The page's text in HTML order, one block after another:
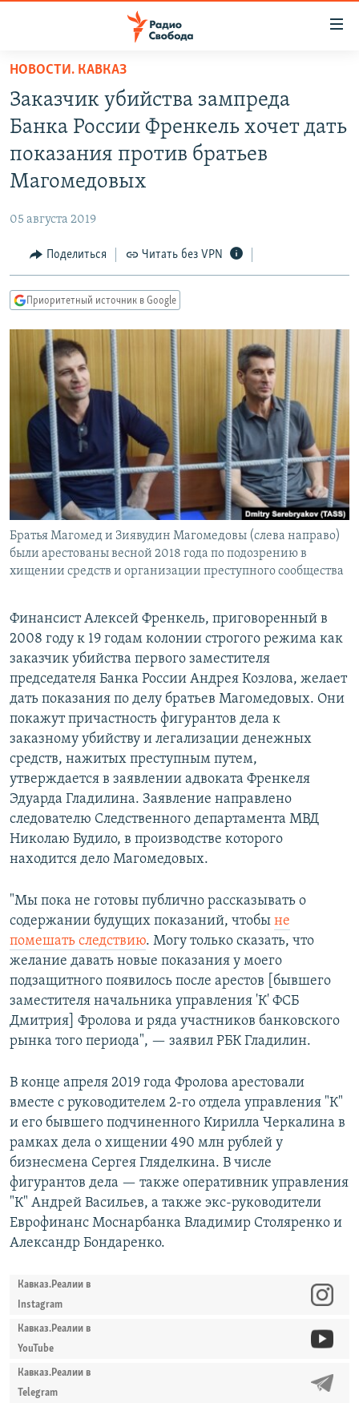
упрощенного
доступа
Вернуться
основному
содержанию
навигации
Вернутся
ЦИТАТЫ СВОБОДЫ
КУЛЬТУРА
IDEL.РЕАЛИИ
КАВКАЗ.РЕАЛИИ
СИБИРЬ.РЕАЛИИ
РАСПИСАНИЕ ВЕЩАНИЯ
ПОДПИШИТЕСЬ НА РАССЫЛКУ
СОЦИАЛЬНЫЕ СЕТИ
Все сайты РСЕ/РС
НОВОСТИ. КАВКАЗ
Заказчик убийства зампреда
Банка России Френкель хочет дать
показания против братьев
Магомедовых
05 августа 2019
Поделиться Читать без VPN
Приоритетный источник в Google
Братья Магомед и Зиявудин Магомедовы (слева направо)
были арестованы весной 2018 года по подозрению в
хищении средств и организации преступного сообщества
Финансист Алексей Френкель, приговоренный в
2008 году к 19 годам колонии строгого режима как
заказчик убийства первого заместителя
председателя Банка России Андрея Козлова, желает
дать показания по делу братьев Магомедовых. Они
покажут причастность фигурантов дела к
заказному убийству и легализации денежных
средств, нажитых преступным путем,
утверждается в заявлении адвоката Френкеля
Эдуарда Гладилина. Заявление направлено
следователю Следственного департамента МВД
Николаю Будило, в производстве которого
находится дело Магомедовых.
"Мы пока не готовы публично рассказывать о
содержании будущих показаний, чтобы не
помешать следствию. Могу только сказать, что
желание давать новые показания у моего
подзащитного появилось после арестов [бывшего
заместителя начальника управления 'К' ФСБ
Дмитрия] Фролова и ряда участников банковского
рынка того периода", — заявил РБК Гладилин.
В конце апреля 2019 года Фролова арестовали
вместе с руководителем 2-го отдела управления "К"
и его бывшего подчиненного Кирилла Черкалина в
рамках дела о хищении 490 млн рублей у
бизнесмена Сергея Гляделкина. В числе
фигурантов дела — также оперативник управления
"К" Андрей Васильев, а также экс-руководители
Еврофинанс Моснарбанка Владимир Столяренко и
Александр Бондаренко.
Кавказ.Реалии в
Instagram
Кавказ.Реалии в
YouTube
Кавказ.Реалии в
Telegram